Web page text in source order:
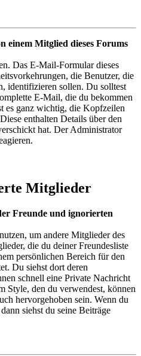
einem Mitglied dieses Forums
Das E-Mail-Formular dieses
die Benutzer, die
identifizieren sollen. Du solltest
E-Mail, die du bekommen
es ganz wichtig, die Kopfzeilen
enthalten Details über den
hat. Der Administrator
Mitglieder
Freunde und ignorierten
um andere Mitglieder des
die du deiner Freundesliste
persönlichen Bereich für den
Du siehst dort deren
schnell eine Private Nachricht
Style, den du verwendest, können
hervorgehoben sein. Wenn du
siehst du seine Beiträge